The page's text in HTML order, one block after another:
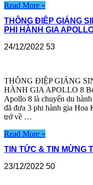
Read More »
THÔNG ĐIỆP GIÁNG
PHI HÀNH GIA
24/12/2022 53
THÔNG ĐIỆP GIÁNG
HÀNH GIA APOLLO 8
Apollo 8 là chuyến du
đã đưa 3 phi hành gia Hoa
trở về …
Read More »
TIN TỨC & TIN MỪNG
23/12/2022 50